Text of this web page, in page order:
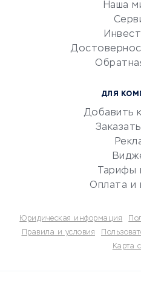
документооборот
Юридические компании
Бухгалтерия онлайн
Потребительские
Наша
ДЛЯ
Добавить
Тарифы
Оплата и
Юридическая информация
Правила и условия
Карта